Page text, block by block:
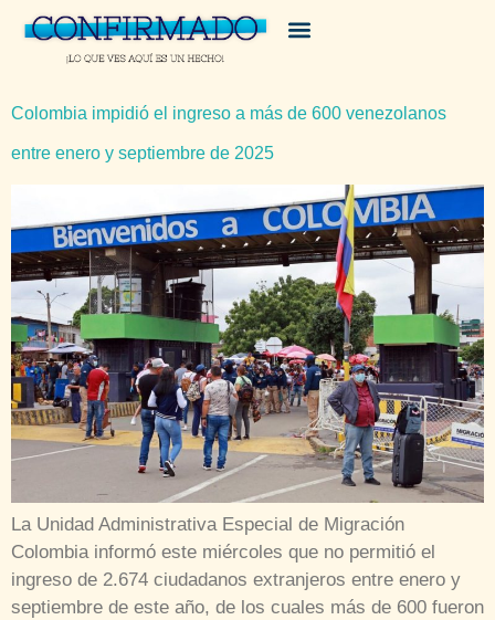
Colombia impidió el ingreso a más de 600 venezolanos
entre enero y septiembre de 2025
La Unidad Administrativa Especial de Migración
Colombia informó este miércoles que no permitió el
ingreso de 2.674 ciudadanos extranjeros entre enero y
septiembre de este año, de los cuales más de 600 fueron